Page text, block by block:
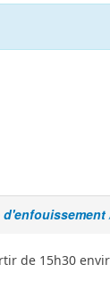
de 15h30